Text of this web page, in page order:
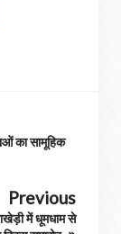
का सामूहिक
Previous
में धूमधाम से